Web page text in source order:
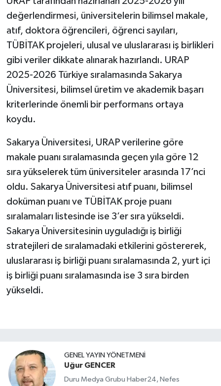
değerlendirmesi, üniversitelerin bilimsel makale,
atıf, doktora öğrencileri, öğrenci sayıları,
TÜBİTAK projeleri, ulusal ve uluslararası iş birlikleri
gibi veriler dikkate alınarak hazırlandı. URAP
2025-2026 Türkiye sıralamasında Sakarya
Üniversitesi, bilimsel üretim ve akademik başarı
kriterlerinde önemli bir performans ortaya
koydu.
Sakarya Üniversitesi, URAP verilerine göre
makale puanı sıralamasında geçen yıla göre 12
sıra yükselerek tüm üniversiteler arasında 17’nci
oldu. Sakarya Üniversitesi atıf puanı, bilimsel
doküman puanı ve TÜBİTAK proje puanı
sıralamaları listesinde ise 3’er sıra yükseldi.
Sakarya Üniversitesinin uyguladığı iş birliği
stratejileri de sıralamadaki etkilerini göstererek,
uluslararası iş birliği puanı sıralamasında 2, yurt içi
iş birliği puanı sıralamasında ise 3 sıra birden
yükseldi.
GENEL YAYIN YÖNETMENI
Uğur GENCER
Duru Medya Grubu Haber24, Nefes